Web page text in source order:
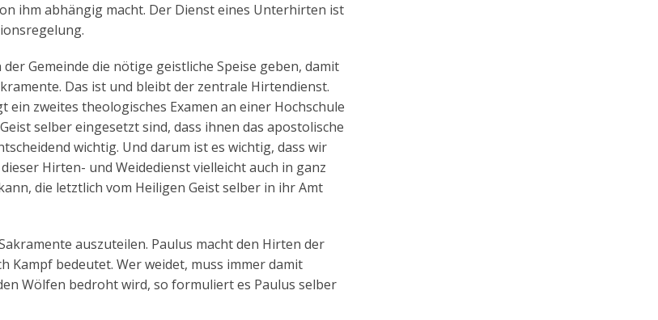
ihm abhängig macht. Der Dienst eines Unterhirten ist
Gemeinde die nötige geistliche Speise geben, damit
Das ist und bleibt der zentrale Hirtendienst.
zweites theologisches Examen an einer Hochschule
selber eingesetzt sind, dass ihnen das apostolische
wichtig. Und darum ist es wichtig, dass wir
Hirten- und Weidedienst vielleicht auch in ganz
die letztlich vom Heiligen Geist selber in ihr Amt
auszuteilen. Paulus macht den Hirten der
Kampf bedeutet. Wer weidet, muss immer damit
Wölfen bedroht wird, so formuliert es Paulus selber